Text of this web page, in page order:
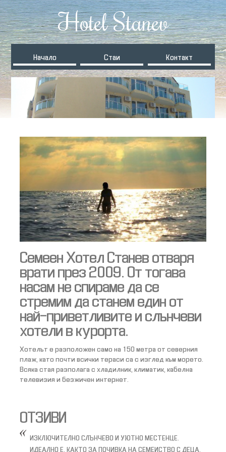
Hotel Stanev
Начало Стаи Контакт
Семеен Хотел Станев отваря
врати през 2009. От тогава
насам не спираме да се
стремим да станем един от
най-приветливите и слънчеви
хотели в курорта.
Хотелът е разположен само на 150 метра от северния
плаж, като почти всички тераси са с изглед към морето.
Всяка стая разполага с хладилник, климатик, кабелна
телевизия и безжичен интернет.
ОТЗИВИ
ИЗКЛЮЧИТЕЛНО СЛЪНЧЕВО И УЮТНО МЕСТЕНЦЕ.
ИДЕАЛНО Е, КАКТО ЗА ПОЧИВКА НА СЕМЕИСТВО С ДЕЦА,